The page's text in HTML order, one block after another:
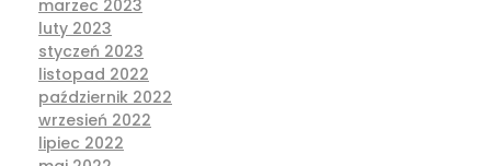
marzec 2023
luty 2023
styczeń 2023
listopad 2022
październik 2022
wrzesień 2022
lipiec 2022